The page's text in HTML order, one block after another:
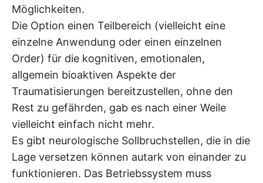
Möglichkeiten.
Die Option einen Teilbereich (vielleicht eine
einzelne Anwendung oder einen einzelnen
Order) für die kognitiven, emotionalen,
allgemein bioaktiven Aspekte der
Traumatisierungen bereitzustellen, ohne den
Rest zu gefährden, gab es nach einer Weile
vielleicht einfach nicht mehr.
Es gibt neurologische Sollbruchstellen, die in die
Lage versetzen können autark von einander zu
funktionieren. Das Betriebssystem muss